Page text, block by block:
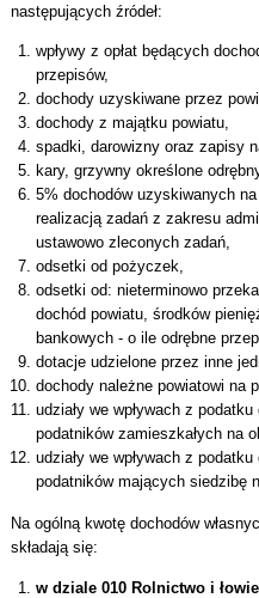
następujących źródeł:
wpływy z opłat będących
przepisów,
dochody uzyskiwane przez
dochody z majątku powiatu,
spadki, darowizny oraz zapisy
kary, grzywny określone
5% dochodów uzyskiwanych
realizacją zadań z zakresu
ustawowo zleconych zadań,
odsetki od pożyczek,
odsetki od: nieterminowo
dochód powiatu, środków
bankowych - o ile odrębne
dotacje udzielone przez inne
dochody należne powiatowi na
udziały we wpływach z
podatników zamieszkałych na
udziały we wpływach z
podatników mających siedzibę
Na ogólną kwotę dochodów
składają się:
w dziale 010 Rolnictwo i